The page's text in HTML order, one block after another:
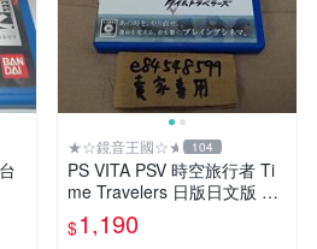
★☆鏡音王國☆★ 104
PS VITA PSV 時空旅行者 Ti
me Travelers 日版日文版 純
日版 二手良品 タイムトラベ
ラーズ
$1,190